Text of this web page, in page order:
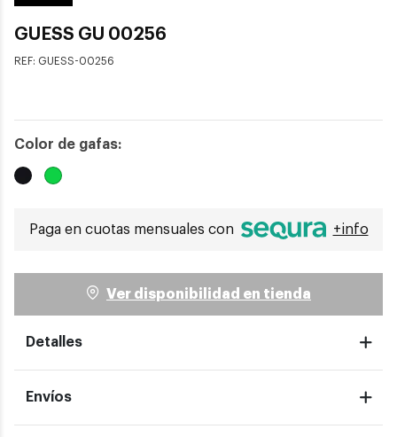
GUESS GU 00256
REF: GUESS-00256
Color de gafas:
Paga en cuotas mensuales con +info
Ver disponibilidad en tienda
Detalles
Envíos